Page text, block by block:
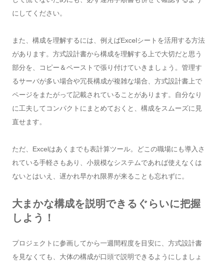
にしてください。
また、構成を理解するには、例えばExcelシートを活用する方法
があります。方式設計書から構成を理解する上で大切だと思う
部分を、コピー＆ペーストで張り付けていきましょう。管理す
るサーバが多い場合や冗長構成が複雑な場合、方式設計書上で
ページをまたがって記載されていることがあります。自分なり
に工夫してコンパクトにまとめておくと、構成をスムーズに見
直せます。
ただ、Excelはあくまでも表計算ツール。どこの職場にも導入さ
れている手軽さもあり、小規模なシステムであれば使えなくは
ないとはいえ、遅かれ早かれ限界が来ることも忘れずに。
大まかな構成を説明できるぐらいに把握
しよう！
プロジェクトに参画してから一週間程度を目安に、方式設計書
を見なくても、大体の構成が口頭で説明できるようにしましょ